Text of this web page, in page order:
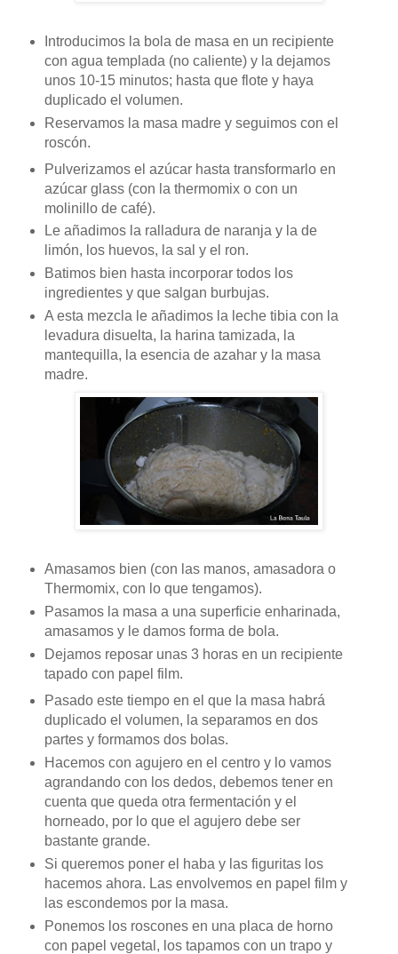
Introducimos la bola de masa en un recipiente
con agua templada (no caliente) y la dejamos
unos 10-15 minutos; hasta que flote y haya
duplicado el volumen.
Reservamos la masa madre y seguimos con el
roscón.
Pulverizamos el azúcar hasta transformarlo en
azúcar glass (con la thermomix o con un
molinillo de café).
Le añadimos la ralladura de naranja y la de
limón, los huevos, la sal y el ron.
Batimos bien hasta incorporar todos los
ingredientes y que salgan burbujas.
A esta mezcla le añadimos la leche tibia con la
levadura disuelta, la harina tamizada, la
mantequilla, la esencia de azahar y la masa
madre.
Amasamos bien (con las manos, amasadora o
Thermomix, con lo que tengamos).
Pasamos la masa a una superficie enharinada,
amasamos y le damos forma de bola.
Dejamos reposar unas 3 horas en un recipiente
tapado con papel film.
Pasado este tiempo en el que la masa habrá
duplicado el volumen, la separamos en dos
partes y formamos dos bolas.
Hacemos con agujero en el centro y lo vamos
agrandando con los dedos, debemos tener en
cuenta que queda otra fermentación y el
horneado, por lo que el agujero debe ser
bastante grande.
Si queremos poner el haba y las figuritas los
hacemos ahora. Las envolvemos en papel film y
las escondemos por la masa.
Ponemos los roscones en una placa de horno
con papel vegetal, los tapamos con un trapo y